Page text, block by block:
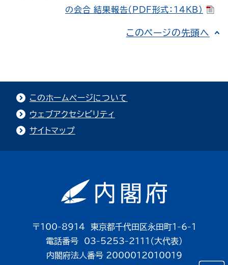
の会合 結果報告（PDF形式：14KB）
このページの先頭へ
このホームページについて
ウェブアクセシビリティ
サイトマップ
〒100-8914 東京都千代田区永田町1-6-1
電話番号 03-5253-2111（大代表）
内閣府法人番号 2000012010019